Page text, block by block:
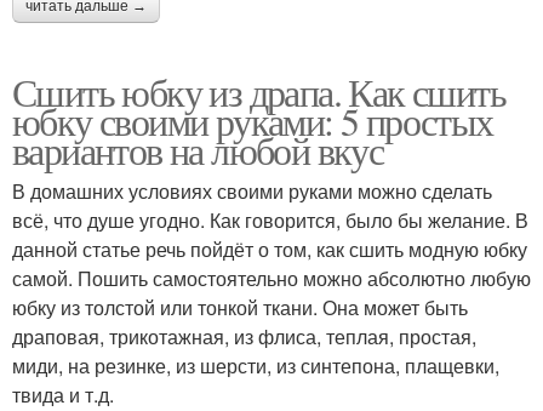
читать дальше →
Сшить юбку из драпа. Как сшить
юбку своими руками: 5 простых
вариантов на любой вкус
В домашних условиях своими руками можно сделать
всё, что душе угодно. Как говорится, было бы желание. В
данной статье речь пойдёт о том, как сшить модную юбку
самой. Пошить самостоятельно можно абсолютно любую
юбку из толстой или тонкой ткани. Она может быть
драповая, трикотажная, из флиса, теплая, простая,
миди, на резинке, из шерсти, из синтепона, плащевки,
твида и т.д.